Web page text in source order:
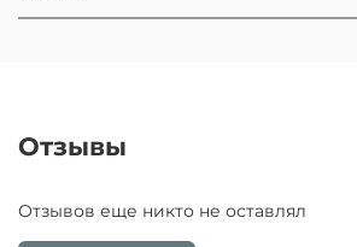
Отзывы
Отзывов еще никто не оставлял